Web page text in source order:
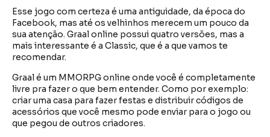
Esse jogo com certeza é uma antiguidade, da época do
Facebook, mas até os velhinhos merecem um pouco da
sua atenção. Graal online possui quatro versões, mas a
mais interessante é a Classic, que é a que vamos te
recomendar.
Graal é um MMORPG online onde você é completamente
livre pra fazer o que bem entender. Como por exemplo:
criar uma casa para fazer festas e distribuir códigos de
acessórios que você mesmo pode enviar para o jogo ou
que pegou de outros criadores.